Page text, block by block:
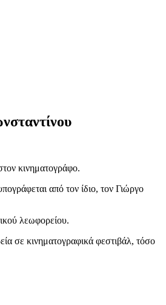
κινηματογράφο.
από τον ίδιο, τον Γιώργο
λεωφορείου.
σε κινηματογραφικά φεστιβάλ, τόσο